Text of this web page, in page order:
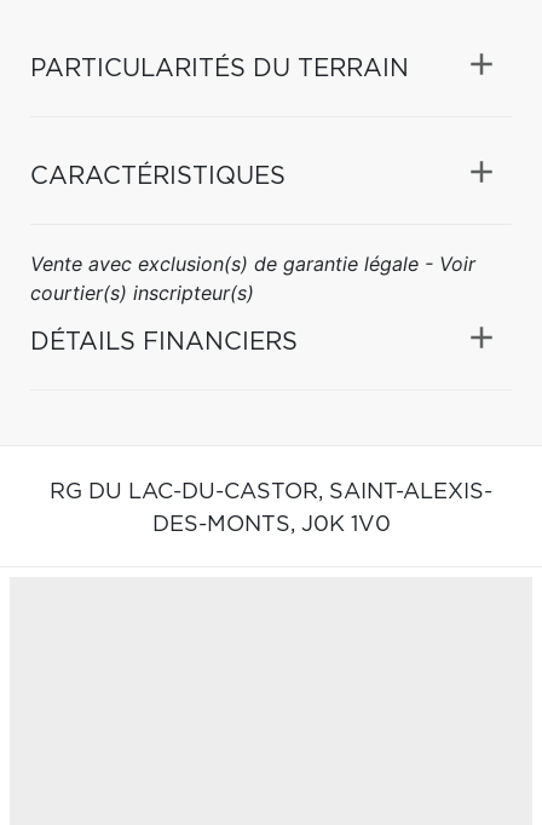
PARTICULARITÉS DU TERRAIN
CARACTÉRISTIQUES
Vente avec exclusion(s) de garantie légale - Voir
courtier(s) inscripteur(s)
DÉTAILS FINANCIERS
RG DU LAC-DU-CASTOR, SAINT-ALEXIS-
DES-MONTS, J0K 1V0